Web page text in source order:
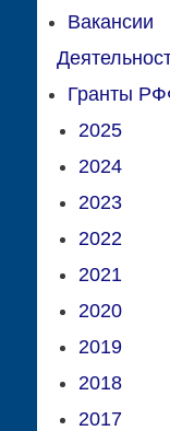
Вакансии
Гранты
2025
2024
2023
2022
2021
2020
2019
2018
2017